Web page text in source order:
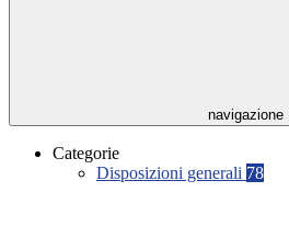
navigazione
Categorie
Disposizioni generali 78